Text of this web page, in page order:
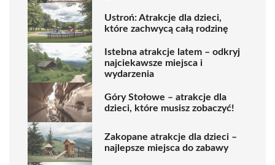
Ustroń: Atrakcje dla dzieci,
które zachwycą całą rodzinę
Istebna atrakcje latem – odkryj
najciekawsze miejsca i
wydarzenia
Góry Stołowe – atrakcje dla
dzieci, które musisz zobaczyć!
Zakopane atrakcje dla dzieci –
najlepsze miejsca do zabawy